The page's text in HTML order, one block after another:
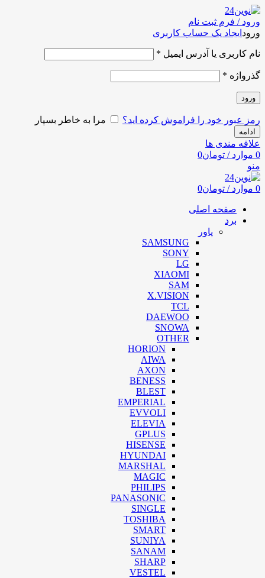
ورود / فرم ثبت نام
ورود ایجاد یک حساب کاربری
نام کاربری یا آدرس ایمیل *
گذرواژه *
ورود
رمز عبور خود را فراموش کرده اید؟ مرا به خاطر بسپار
ادامه
علاقه مندی ها
0 موارد / تومان0
منو
0 موارد / تومان0
صفحه اصلی
برد
پاور
SAMSUNG
SONY
LG
XIAOMI
SAM
X.VISION
TCL
DAEWOO
SNOWA
OTHER
HORION
AIWA
AXON
BENESS
BLEST
EMPERIAL
EVVOLI
ELEVIA
GPLUS
HISENSE
HYUNDAI
MARSHAL
MAGIC
PHILIPS
PANASONIC
SINGLE
TOSHIBA
SMART
SUNIYA
SANAM
SHARP
VESTEL